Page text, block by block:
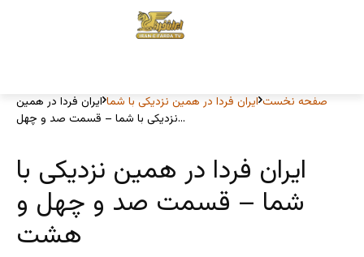
صفحه نخست ایران فردا در همین نزدیکی با شما ایران فردا در همین
نزدیکی با شما – قسمت صد و چهل...
ایران فردا در همین نزدیکی با
شما – قسمت صد و چهل و
هشت